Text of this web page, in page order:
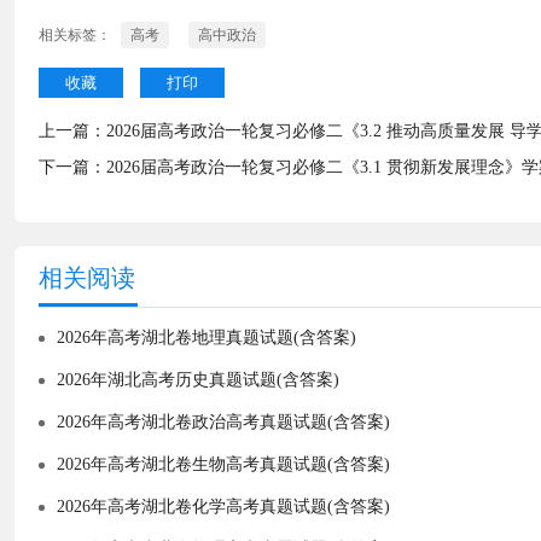
相关标签： 高考 高中政治
收藏 打印
上一篇： 2026届高考政治一轮复习必修二《3.2 推动高质量发展 导学
下一篇： 2026届高考政治一轮复习必修二《3.1 贯彻新发展理念》学
相关阅读
2026年高考湖北卷地理真题试题(含答案)
2026年湖北高考历史真题试题(含答案)
2026年高考湖北卷政治高考真题试题(含答案)
2026年高考湖北卷生物高考真题试题(含答案)
2026年高考湖北卷化学高考真题试题(含答案)